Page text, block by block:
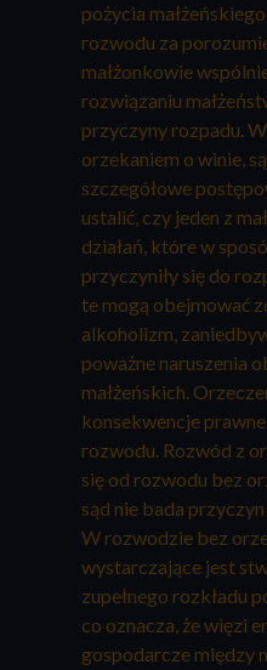
pożycia
rozwodu za
małżonkowie
rozwiązaniu
przyczyny rozpadu.
orzekaniem o winie,
szczegółowe
ustalić, czy jeden z
działań, które w
przyczyniły się do
te mogą obejmować
alkoholizm,
poważne naruszenia
małżeńskich.
konsekwencje
rozwodu. Rozwód z
się od rozwodu bez
sąd nie bada
W rozwodzie bez
wystarczające jest
zupełnego rozkładu
co oznacza, że więzi
gospodarcze między